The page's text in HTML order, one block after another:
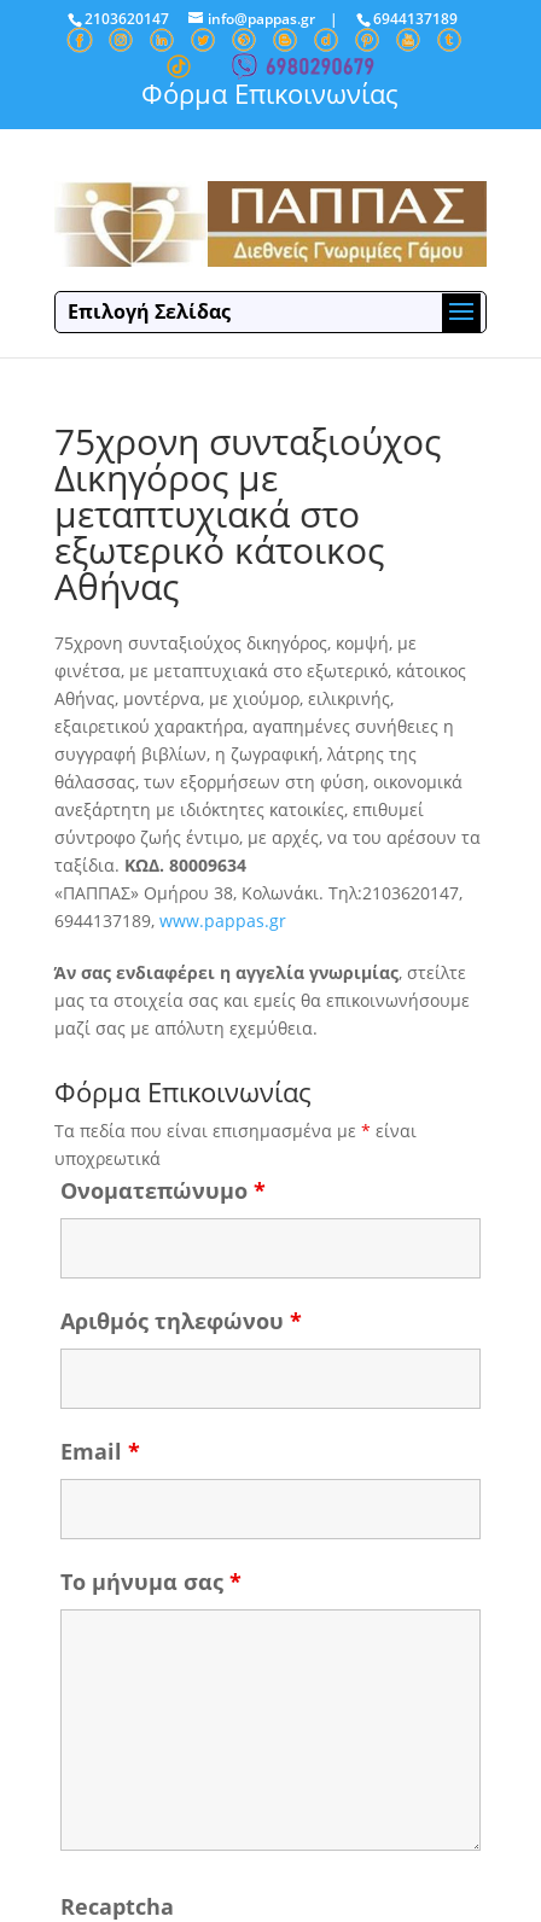
2103620147 info@pappas.gr| 6944137189
Φόρμα Επικοινωνίας
Επιλογή Σελίδας
75χρονη συνταξιούχος
Δικηγόρος με
μεταπτυχιακά στο
εξωτερικό κάτοικος
Αθήνας
75χρονη συνταξιούχος δικηγόρος, κομψή, με
φινέτσα, με μεταπτυχιακά στο εξωτερικό, κάτοικος
Αθήνας, μοντέρνα, με χιούμορ, ειλικρινής,
εξαιρετικού χαρακτήρα, αγαπημένες συνήθειες η
συγγραφή βιβλίων, η ζωγραφική, λάτρης της
θάλασσας, των εξορμήσεων στη φύση, οικονομικά
ανεξάρτητη με ιδιόκτητες κατοικίες, επιθυμεί
σύντροφο ζωής έντιμο, με αρχές, να του αρέσουν τα
ταξίδια. ΚΩΔ. 80009634
«ΠΑΠΠΑΣ» Ομήρου 38, Κολωνάκι. Τηλ:2103620147,
6944137189, www.pappas.gr
Άν σας ενδιαφέρει η αγγελία γνωριμίας, στείλτε
μας τα στοιχεία σας και εμείς θα επικοινωνήσουμε
μαζί σας με απόλυτη εχεμύθεια.
Φόρμα Επικοινωνίας
Τα πεδία που είναι επισημασμένα με * είναι
υποχρεωτικά
Ονοματεπώνυμο *
Αριθμός τηλεφώνου *
Email *
Το μήνυμα σας *
Recaptcha